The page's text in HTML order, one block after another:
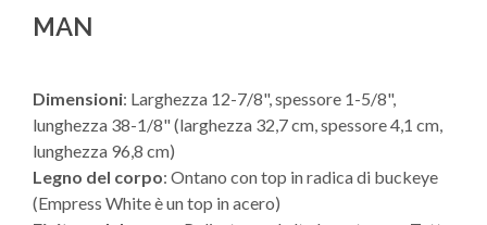
MAN
Dimensioni: Larghezza 12-7/8", spessore 1-5/8",
lunghezza 38-1/8" (larghezza 32,7 cm, spessore 4,1 cm,
lunghezza 96,8 cm)
Legno del corpo: Ontano con top in radica di buckeye
(Empress White è un top in acero)